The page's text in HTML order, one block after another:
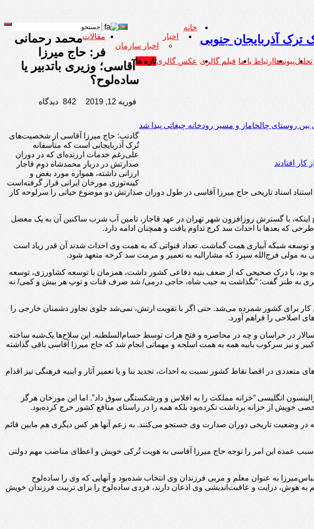
ترک آذربایجان جنوبی
خانه
اخبار
اخبار سازمان
مقالات
تحلیلپیوندها ارتباط با ما فیلم گالری عکس گالریتازه ها
روستای چالخاماز و مسیر رودخانه چیغاتی پیدا شد
محمد رحمانی
فر: حاج میرزا
آقاسی؛ وزیری باتدبیر یا
ساده‌لوح؟
فوریه 12, 2019 842 دیدگاه
گادتب: حاج میرزا آقاسی از شخصیت‌های
تُرک آذربایجانی است که متأسفانه
علی‌رغم خدمات ارزنده‌ای که در دوران
صدارتش در دربار محمدشاه دوم قاجار
ارزانی داشته، همواره مورد بغض و
کینه‌توزی مورخان ایرانی قرار گرفته‌است
اسناد تاریخی حاج میرزا آقاسی در طول دوران صدارتش دو موضوع حیاتی را سرلوحه کار
اینکه، با گسترش روزافزون شهر تهران در عهد قاجار، تامین آب شرب ساکنین آن به یک معضل
که بعدها با احداث سد کرج تداوم یافت و همچنان ادامه دارد.
شبکه آبیاری همت گماشت. تعداد قنواتی که به همت وی احداث شدند آن قدر زیاد است
به مولی فرج‌الله سپرد که مشارالیه به تعمیر و مرمت سد کرخه متعهد شود.
بود، با درک صحیحی که از ضعف بنیه دفاعی کشور داشت، همزمان با توسعه کشاورزی، توسعه
به طنز گفت: “نگذاشت به جیب شاه، حاجی درمی/ شد صرف قنات و توپ هر بیش و کمی/ نه
کار برای کشور شمرده می‌شد. حتی اگر با تقویت ارتش، نمی‌شد جلوی تجاوز دشمنان خارجی را
اصلاحی را فراهم آورد.
در خراسان و چه در محاصره و فتح هرات توسط حسام‌السلطنه. این سلاح‌ها یک‌شبه ساخته
و نیز سرکوب بابیه همه به همت اسلحه و مهماتی انجام شد که حاج میرزا آقاسی باقی گذاشته
در اقصا نقاط کشور نسبت به احداث، تجدید بنا و یا تعمیر آثار و ابنیه فرهنگی نیز اقدام
انگلیسی “خزانه مملکت را به افلاس و ورشکستگی سوق داد”. اما این مورخان هرگز
خویش از خزانه برداشت نکرده‌بود بلکه همه را در راستای منافع کشور خرج کرده‌بود.
در وضعیت تاریخی دوران صدارت وی جستجو می‌کنند. به زعم آنها هر کس دیگری هم مابین قائم
عمده این امر را توجه حاج میرزا آقاسی به هویت تُرکی خویش و اعطای مناصب مهم دولتی
به عنوان معلم و مربی فرزندان وی انتخاب شده‌بود و آنهایی که وی را ساده‌لوح
به هوش، درایت و عاقبت‌اندیشی وی اذعان دارند، فردی ساده‌لوح را برای تربیت فرزندان خویش